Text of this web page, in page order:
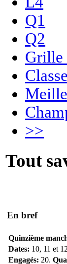
Q1
Q2
Grille
>>
Tout
En bref
Quinzième
Dates: 10, 11 et
Engagés: 20.